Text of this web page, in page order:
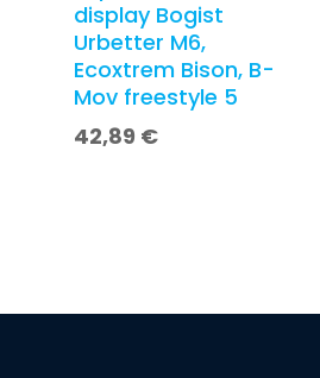
display Bogist
Urbetter M6,
Ecoxtrem Bison, B-
Mov freestyle 5
42,89 €